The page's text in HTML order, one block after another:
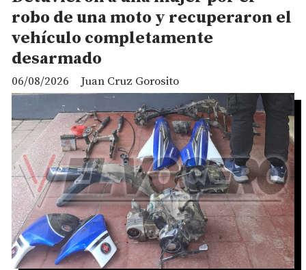
robo de una moto y recuperaron el
vehículo completamente
desarmado
Juan Cruz Gorosito
06/08/2026